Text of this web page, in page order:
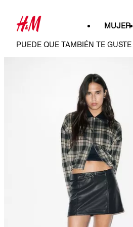
MUJER
PUEDE QUE TAMBIÉN TE GUSTE